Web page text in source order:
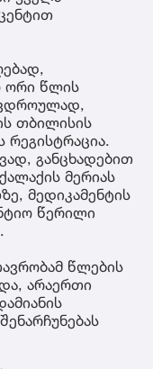
ორი წლის
თბილისის
რეგისტრაცია.
განცხადებით
მერიას
მედიკამენტის
წერილი
წლების
არაერთი